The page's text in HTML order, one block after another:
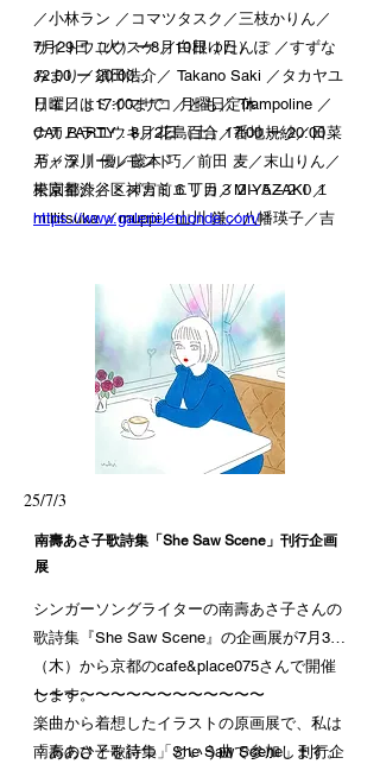
／小林ラン ／コマツタスク／三枝かりん／
サイトウユウスケ ／白根ゆたんぽ ／すずな
みまり／須田浩介／ Takano Saki ／タカヤユ
リエ／トミイマサコ／とも／ Trampoline ／
ナカムラユウキ／花島百合／番地規紗／日菜
乃／深川 優／藤本 巧／前田 麦／末山りん／
松園量介／ミズカミエリカ／MIYAZAKI ／
millitsuka ／muppi／山川 鎌／八幡瑛子／吉
7月29日（火）ー8月10日（日）
12:00 ー 20:00
日曜日は17:00まで 月曜日定休
CAT PARTY : 8月2日（土）17:00 ー 20:00
ギャラリールモンド
東京都渋谷区神宮前６丁目３２−５−２０１
https://www.galerielemonde.com/
25/7/3
南壽あさ子歌詩集「She Saw Scene」刊行企画
展
シンガーソングライターの南壽あさ子さんの
歌詩集『She Saw Scene』の企画展が7月3日
（木）から京都のcafe&place075さんで開催
します。
楽曲から着想したイラストの原画展で、私は
「あのひとを待つ」という曲で参加します。
〜〜〜〜〜〜〜〜〜〜〜〜〜〜〜
南壽あさ子歌詩集「She Saw Scene」刊行企